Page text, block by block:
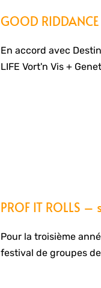
GOOD RIDDANCE
En accord avec
LIFE Vort'n Vis +
PROF IT ROLLS –
Pour la troisième
festival de groupes de